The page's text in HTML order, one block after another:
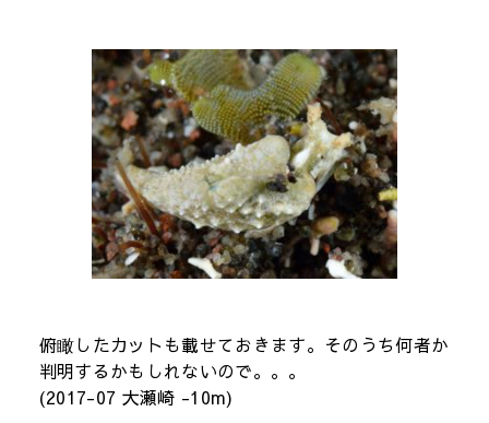
俯瞰したカットも載せておきます。そのうち何者か
判明するかもしれないので。。。
(2017-07 大瀬崎 -10m)